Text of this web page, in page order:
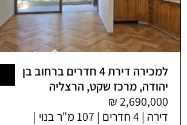
למכירה דירת 4 חדרים ברחוב בן
יהודה, מרכז שקט, הרצליה
דירה | 4 חדרים | 107 מ"ר בנוי |